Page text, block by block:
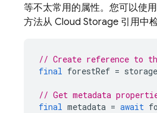
等不太常用的属性。您可以使用
方法从 Cloud Storage 引用中
// Create reference to
final forestRef =
// Get metadata
final metadata = await